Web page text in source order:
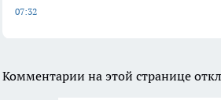
07:32
Комментарии на этой странице